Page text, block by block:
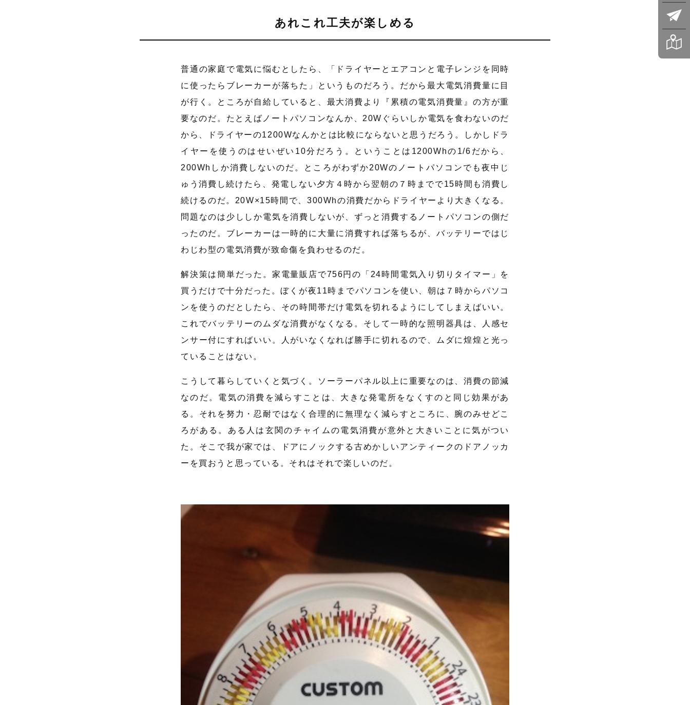
あれこれ工夫が楽しめる
普通の家庭で電気に悩むとしたら、「ドライヤーとエアコンと電子レンジを同時
に使ったらブレーカーが落ちた」というものだろう。だから最大電気消費量に目
が行く。ところが自給していると、最大消費より『累積の電気消費量』の方が重
要なのだ。たとえばノートパソコンなんか、20Wぐらいしか電気を食わないのだ
から、ドライヤーの1200Wなんかとは比較にならないと思うだろう。しかしドラ
イヤーを使うのはせいぜい10分だろう。ということは1200Whの1/6だから、
200Whしか消費しないのだ。ところがわずか20Wのノートパソコンでも夜中じ
ゅう消費し続けたら、発電しない夕方４時から翌朝の７時までで15時間も消費し
続けるのだ。20W×15時間で、300Whの消費だからドライヤーより大きくなる。
問題なのは少ししか電気を消費しないが、ずっと消費するノートパソコンの側だ
ったのだ。ブレーカーは一時的に大量に消費すれば落ちるが、バッテリーではじ
わじわ型の電気消費が致命傷を負わせるのだ。
解決策は簡単だった。家電量販店で756円の「24時間電気入り切りタイマー」を
買うだけで十分だった。ぼくが夜11時までパソコンを使い、朝は７時からパソコ
ンを使うのだとしたら、その時間帯だけ電気を切れるようにしてしまえばいい。
これでバッテリーのムダな消費がなくなる。そして一時的な照明器具は、人感セ
ンサー付にすればいい。人がいなくなれば勝手に切れるので、ムダに煌煌と光っ
ていることはない。
こうして暮らしていくと気づく。ソーラーパネル以上に重要なのは、消費の節減
なのだ。電気の消費を減らすことは、大きな発電所をなくすのと同じ効果があ
る。それを努力・忍耐ではなく合理的に無理なく減らすところに、腕のみせどこ
ろがある。ある人は玄関のチャイムの電気消費が意外と大きいことに気がつい
た。そこで我が家では、ドアにノックする古めかしいアンティークのドアノッカ
ーを買おうと思っている。それはそれで楽しいのだ。